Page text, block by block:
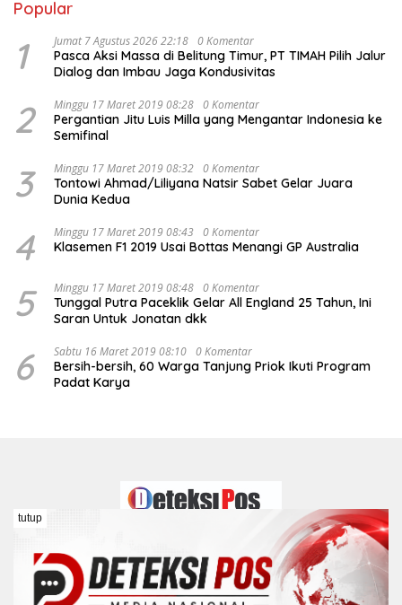
Popular
1 Jumat 7 Agustus 2026 22:18 0 Komentar
Pasca Aksi Massa di Belitung Timur, PT TIMAH Pilih Jalur
Dialog dan Imbau Jaga Kondusivitas
2 Minggu 17 Maret 2019 08:28 0 Komentar
Pergantian Jitu Luis Milla yang Mengantar Indonesia ke
Semifinal
3 Minggu 17 Maret 2019 08:32 0 Komentar
Tontowi Ahmad/Liliyana Natsir Sabet Gelar Juara
Dunia Kedua
4 Minggu 17 Maret 2019 08:43 0 Komentar
Klasemen F1 2019 Usai Bottas Menangi GP Australia
5 Minggu 17 Maret 2019 08:48 0 Komentar
Tunggal Putra Paceklik Gelar All England 25 Tahun, Ini
Saran Untuk Jonatan dkk
6 Sabtu 16 Maret 2019 08:10 0 Komentar
Bersih-bersih, 60 Warga Tanjung Priok Ikuti Program
Padat Karya
Redaksi Kontak Pedoman Media Siber
Disclaimer
tutup